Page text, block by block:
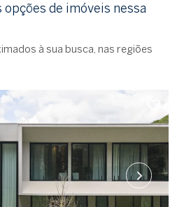
opções de imóveis nessa
à sua busca, nas regiões